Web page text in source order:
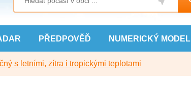
PŘEDPOVĚĎ NUMERICKÝ MODEL
s letními, zítra i tropickými teplotami